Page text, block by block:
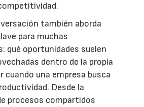
también aborda
para muchas
qué oportunidades suelen
dentro de la propia
cuando una empresa busca
Desde la
procesos compartidos